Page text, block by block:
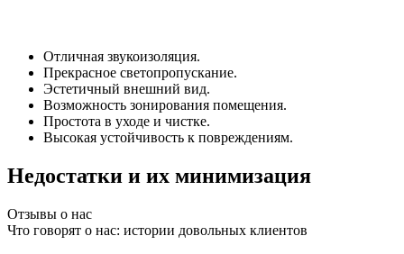
Отличная звукоизоляция.
Прекрасное светопропускание.
Эстетичный внешний вид.
Возможность зонирования помещения.
Простота в уходе и чистке.
Высокая устойчивость к повреждениям.
Недостатки и их минимизация
Отзывы о нас
Что говорят о нас: истории довольных клиентов